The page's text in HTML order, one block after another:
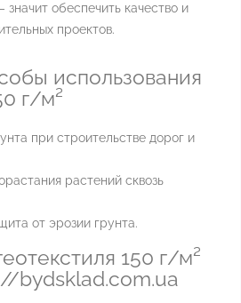
обеспечить качество и
проектов.
использования
г/м²
при строительстве дорог и
растений сквозь
от эрозии грунта.
150 г/м²
bydsklad.com.ua